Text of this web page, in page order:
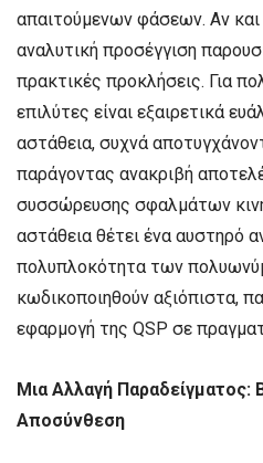
απαιτούμενων φάσεων. Αν
αναλυτική προσέγγιση
πρακτικές προκλήσεις. Για
επιλύτες είναι εξαιρετικά
αστάθεια, συχνά
παράγοντας ανακριβή
συσσώρευσης σφαλμάτων
αστάθεια θέτει ένα αυστηρό
πολυπλοκότητα των
κωδικοποιηθούν αξιόπιστα,
εφαρμογή της QSP σε
Μια Αλλαγή Παραδείγματος:
Αποσύνθεση